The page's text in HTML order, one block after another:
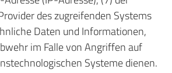
des zugreifenden Systems
Daten und Informationen,
im Falle von Angriffen auf
Systeme dienen.